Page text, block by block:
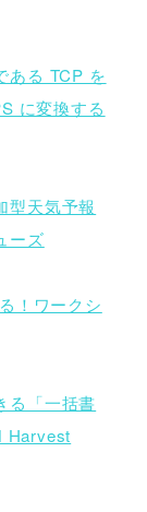
ある TCP を
に変換する
型天気予報
ーズ
！ワークシ
る「一括書
Harvest